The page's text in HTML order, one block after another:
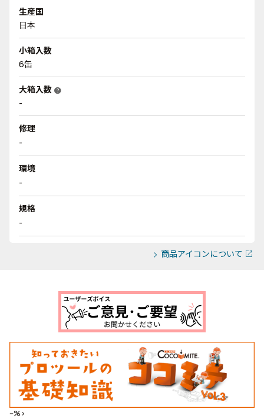
生産国
日本
小箱入数
6缶
大箱入数 help
-
修理
-
環境
-
規格
-
商品アイコンについて
--%>